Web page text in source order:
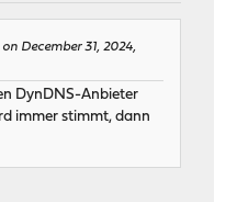
December 31, 2024,
DynDNS-Anbieter
immer stimmt, dann